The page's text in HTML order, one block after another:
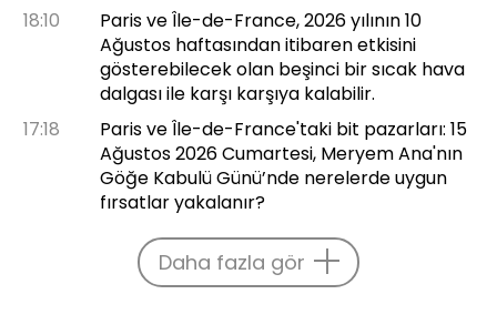
18:10
Paris ve Île-de-France, 2026 yılının 10
Ağustos haftasından itibaren etkisini
gösterebilecek olan beşinci bir sıcak hava
dalgası ile karşı karşıya kalabilir.
17:18
Paris ve Île-de-France'taki bit pazarları: 15
Ağustos 2026 Cumartesi, Meryem Ana'nın
Göğe Kabulü Günü’nde nerelerde uygun
fırsatlar yakalanır?
Daha fazla gör